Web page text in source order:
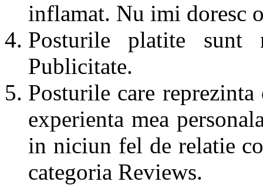
inflamat. Nu imi doresc
Posturile platite sunt
Publicitate.
Posturile care
experienta mea
in niciun fel de relatie
categoria Reviews.